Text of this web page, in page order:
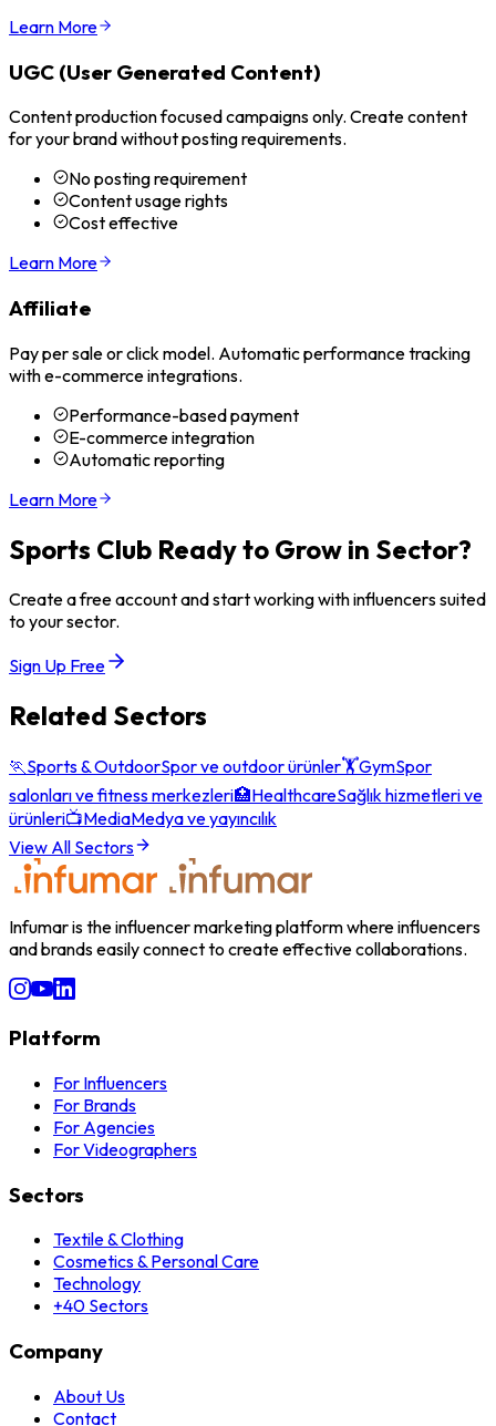
Learn More
UGC (User Generated Content)
Content production focused campaigns only. Create content
for your brand without posting requirements.
No posting requirement
Content usage rights
Cost effective
Learn More
Affiliate
Pay per sale or click model. Automatic performance tracking
with e-commerce integrations.
Performance-based payment
E-commerce integration
Automatic reporting
Learn More
Sports Club Ready to Grow in Sector?
Create a free account and start working with influencers suited
to your sector.
Sign Up Free
Related Sectors
🏃 Sports & OutdoorSpor ve outdoor ürünler🏋️GymSpor
salonları ve fitness merkezleri🏥HealthcareSağlık hizmetleri ve
ürünleri📺MediaMedya ve yayıncılık
View All Sectors
Infumar is the influencer marketing platform where influencers
and brands easily connect to create effective collaborations.
Platform
For Influencers
For Brands
For Agencies
For Videographers
Sectors
Textile & Clothing
Cosmetics & Personal Care
Technology
+40 Sectors
Company
About Us
Contact